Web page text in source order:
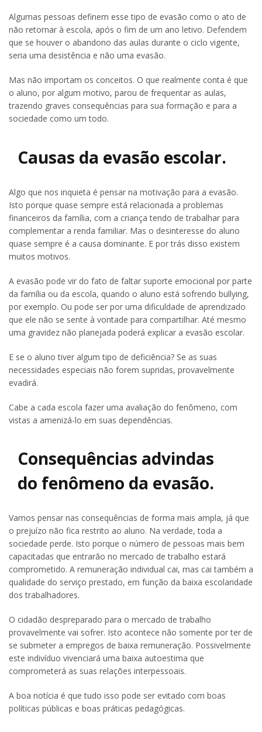
Algumas pessoas definem esse tipo de evasão como o ato de
não retornar à escola, após o fim de um ano letivo. Defendem
que se houver o abandono das aulas durante o ciclo vigente,
seria uma desistência e não uma evasão.
Mas não importam os conceitos. O que realmente conta é que
o aluno, por algum motivo, parou de frequentar as aulas,
trazendo graves consequências para sua formação e para a
sociedade como um todo.
Causas da evasão escolar.
Algo que nos inquieta é pensar na motivação para a evasão.
Isto porque quase sempre está relacionada a problemas
financeiros da família, com a criança tendo de trabalhar para
complementar a renda familiar. Mas o desinteresse do aluno
quase sempre é a causa dominante. E por trás disso existem
muitos motivos.
A evasão pode vir do fato de faltar suporte emocional por parte
da família ou da escola, quando o aluno está sofrendo bullying,
por exemplo. Ou pode ser por uma dificuldade de aprendizado
que ele não se sente à vontade para compartilhar. Até mesmo
uma gravidez não planejada poderá explicar a evasão escolar.
E se o aluno tiver algum tipo de deficiência? Se as suas
necessidades especiais não forem supridas, provavelmente
evadirá.
Cabe a cada escola fazer uma avaliação do fenômeno, com
vistas a amenizá-lo em suas dependências.
Consequências advindas
do fenômeno da evasão.
Vamos pensar nas consequências de forma mais ampla, já que
o prejuízo não fica restrito ao aluno. Na verdade, toda a
sociedade perde. Isto porque o número de pessoas mais bem
capacitadas que entrarão no mercado de trabalho estará
comprometido. A remuneração individual cai, mas cai também a
qualidade do serviço prestado, em função da baixa escolaridade
dos trabalhadores.
O cidadão despreparado para o mercado de trabalho
provavelmente vai sofrer. Isto acontece não somente por ter de
se submeter a empregos de baixa remuneração. Possivelmente
este indivíduo vivenciará uma baixa autoestima que
comprometerá as suas relações interpessoais.
A boa notícia é que tudo isso pode ser evitado com boas
políticas públicas e boas práticas pedagógicas.